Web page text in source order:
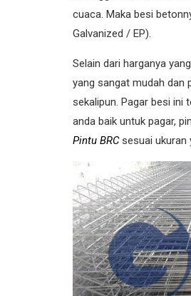
cuaca. Maka besi
Galvanized / EP).
Selain dari harganya
yang sangat mudah dan
sekalipun. Pagar besi ini
anda baik untuk pagar,
Pintu BRCsesuai ukuran